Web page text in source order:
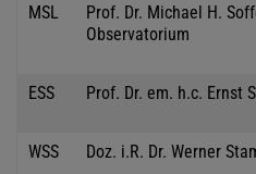
MSL
Prof. Dr. Michael H.
Observatorium
ESS Prof. Dr. em. h.c. Ernst
WSS Doz. i.R. Dr. Werner